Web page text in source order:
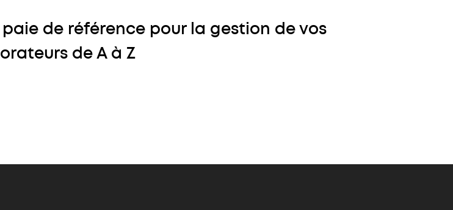
paie de référence pour la gestion de vos
de A à Z